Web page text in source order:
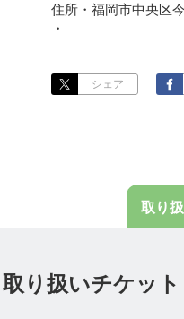
住所・福岡市中央区
・
ウインドイーラ・ブ
【望む未来を引き寄
〇ヘッドスパセラピ
〇ヘッドスパセラピ
〇上級ヘッドスパ眼
〇上級ヘッドスパ眼
シェア
取り
取り扱いチケット